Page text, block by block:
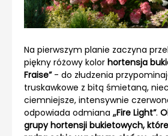
Na pierwszym planie zaczyna
piękny różowy kolor hortensja
Fraise”- do złudzenia
truskawkowe z bitą śmietaną,
ciemniejsze, intensywnie
odpowiada odmiana „Fire Light”.
grupy hortensji bukietowych,